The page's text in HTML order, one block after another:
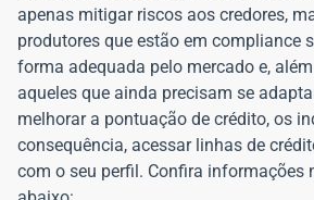
apenas mitigar riscos aos credores,
produtores que estão em compliance
forma adequada pelo mercado e,
aqueles que ainda precisam se
melhorar a pontuação de crédito, os
consequência, acessar linhas de
com o seu perfil. Confira informações